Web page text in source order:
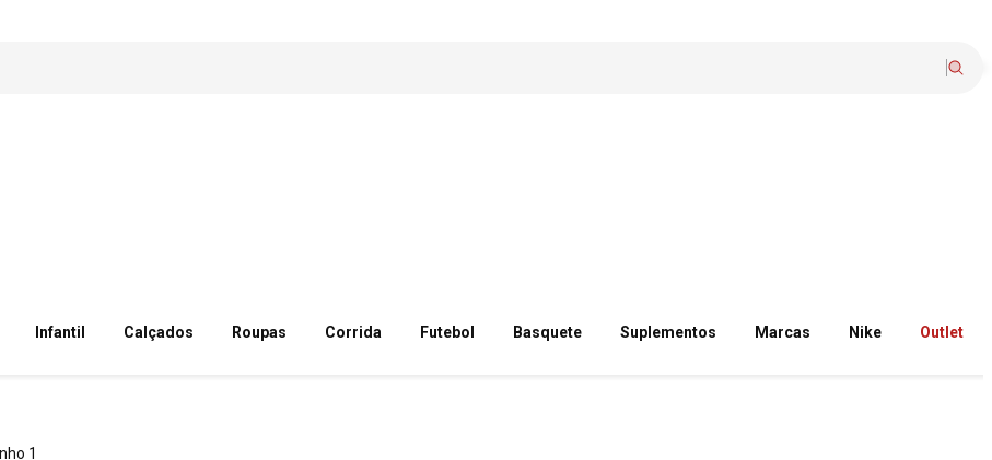
Infantil Calçados Roupas Corrida Futebol Basquete Suplementos Marcas Nike Outlet
1